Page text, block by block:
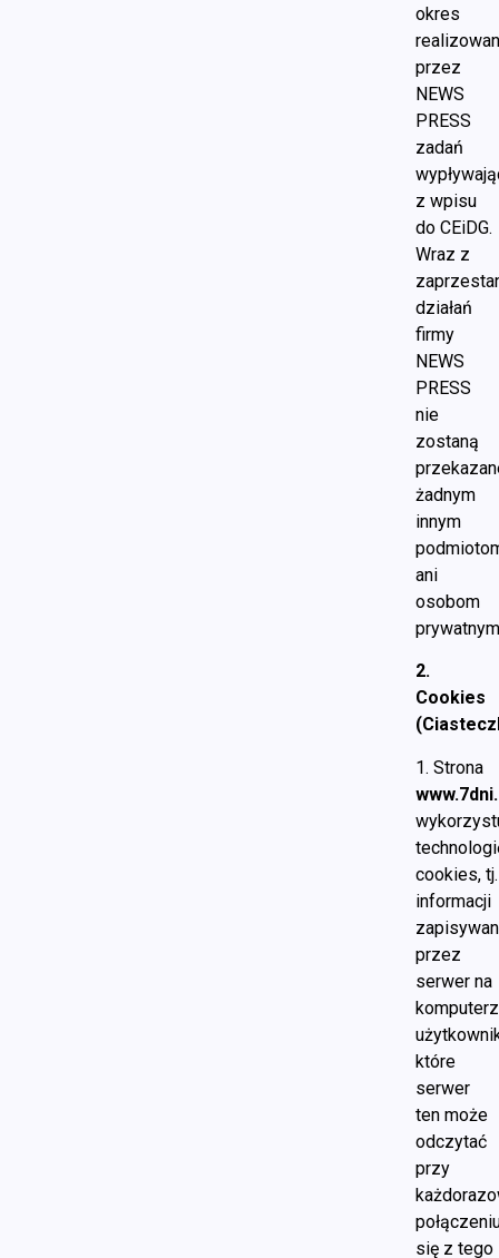
okres
przez
NEWS
PRESS
zadań
z wpisu
do CEiDG.
Wraz z
działań
firmy
NEWS
PRESS
nie
zostaną
żadnym
innym
ani
osobom
2.
Cookies
1. Strona
cookies, tj.
informacji
przez
serwer na
które
serwer
ten może
odczytać
przy
się z tego